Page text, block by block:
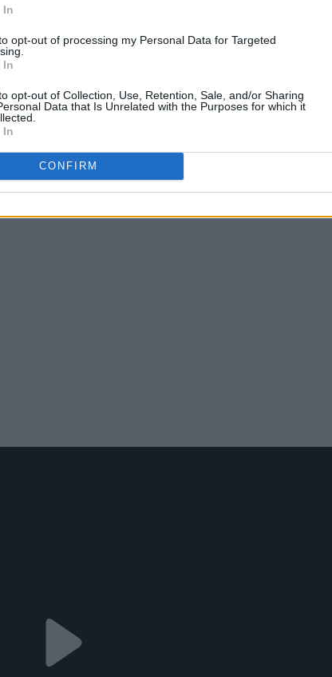
In
opt-out of processing my Personal Data for Targeted
In
opt-out of Collection, Use, Retention, Sale, and/or Sharing
Data that Is Unrelated with the Purposes for which it
In
CONFIRM